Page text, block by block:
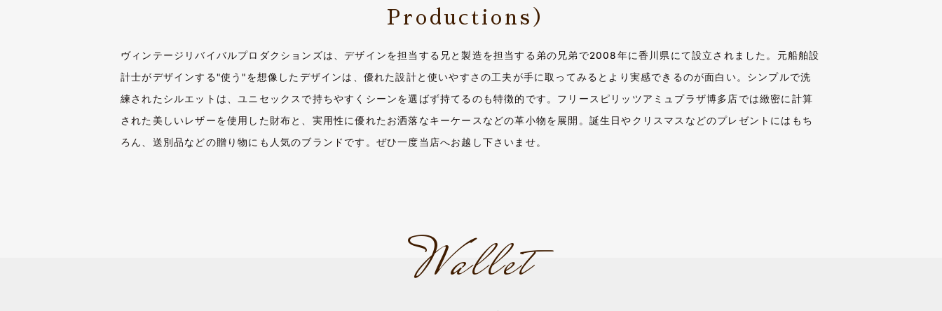
Productions）
ヴィンテージリバイバルプロダクションズは、デザインを担当する兄と製造を担当する弟の兄弟で2008年に香川県にて設立されました。元船舶設
計士がデザインする"使う"を想像したデザインは、優れた設計と使いやすさの工夫が手に取ってみるとより実感できるのが面白い。シンプルで洗
練されたシルエットは、ユニセックスで持ちやすくシーンを選ばず持てるのも特徴的です。フリースピリッツアミュプラザ博多店では緻密に計算
された美しいレザーを使用した財布と、実用性に優れたお洒落なキーケースなどの革小物を展開。誕生日やクリスマスなどのプレゼントにはもち
ろん、送別品などの贈り物にも人気のブランドです。ぜひ一度当店へお越し下さいませ。
Wallet